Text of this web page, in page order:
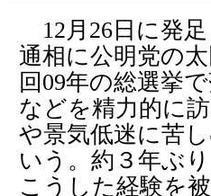
12月26日に発
通相に公明党の
回09年の総選挙
などを精力的に
や景気低迷に苦
いう。約３年ぶ
こうした経験を